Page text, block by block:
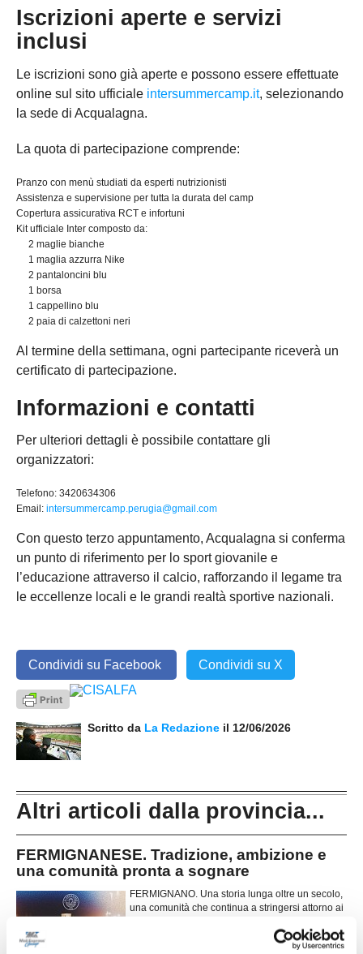
Iscrizioni aperte e servizi
inclusi
Le iscrizioni sono già aperte e possono essere effettuate
online sul sito ufficiale intersummercamp.it, selezionando
la sede di Acqualagna.
La quota di partecipazione comprende:
Pranzo con menù studiati da esperti nutrizionisti
Assistenza e supervisione per tutta la durata del camp
Copertura assicurativa RCT e infortuni
Kit ufficiale Inter composto da:
2 maglie bianche
1 maglia azzurra Nike
2 pantaloncini blu
1 borsa
1 cappellino blu
2 paia di calzettoni neri
Al termine della settimana, ogni partecipante riceverà un
certificato di partecipazione.
Informazioni e contatti
Per ulteriori dettagli è possibile contattare gli
organizzatori:
Telefono: 3420634306
Email: intersummercamp.perugia@gmail.com
Con questo terzo appuntamento, Acqualagna si conferma
un punto di riferimento per lo sport giovanile e
l’educazione attraverso il calcio, rafforzando il legame tra
le eccellenze locali e le grandi realtà sportive nazionali.
Condividi su Facebook Condividi su X
Scritto da La Redazione il 12/06/2026
Altri articoli dalla provincia...
FERMIGNANESE. Tradizione, ambizione e
una comunità pronta a sognare
FERMIGNANO. Una storia lunga oltre un secolo,
una comunità che continua a stringersi attorno ai
In un clima di entusiasmo e partecipazione, l'U.S.
Fermignanese 1923 ha alzato il sipario